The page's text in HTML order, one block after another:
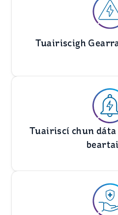
Tuairiscigh
Tuairiscí chun